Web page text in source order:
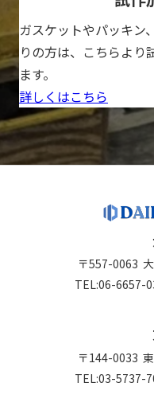
ガスケットやパッキン
りの方は、こちらより
ます。
詳しくはこちら
〒557-0063
TEL:06-6657-
〒144-0033
TEL:03-5737-